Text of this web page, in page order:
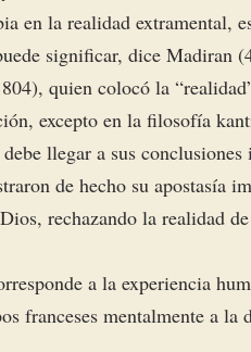
en la realidad extramental,
significar, dice Madiran
quien colocó la
excepto en la filosofía
llegar a sus conclusiones
de hecho su apostasía
rechazando la realidad
a la experiencia
franceses mentalmente a la